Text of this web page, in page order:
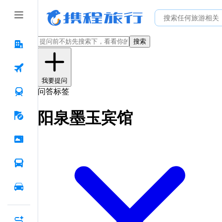
搜索
我要提问
问答标签
阳泉墨玉宾馆